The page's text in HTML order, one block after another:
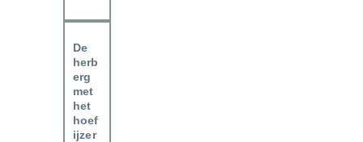
De
herb
erg
met
het
hoef
ijzer